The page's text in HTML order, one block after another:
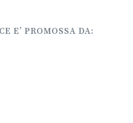
E’ PROMOSSA DA: